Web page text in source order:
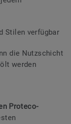
Stilen verfügbar
die Nutzschicht
werden
Proteco-